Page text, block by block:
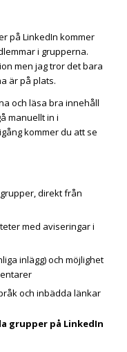
på LinkedIn kommer
i grupperna.
men jag tror det bara
är på plats.
och läsa bra innehåll
manuellt in i
kommer du att se
direkt från
med aviseringar i
inlägg) och möjlighet
och inbädda länkar
grupper på LinkedIn